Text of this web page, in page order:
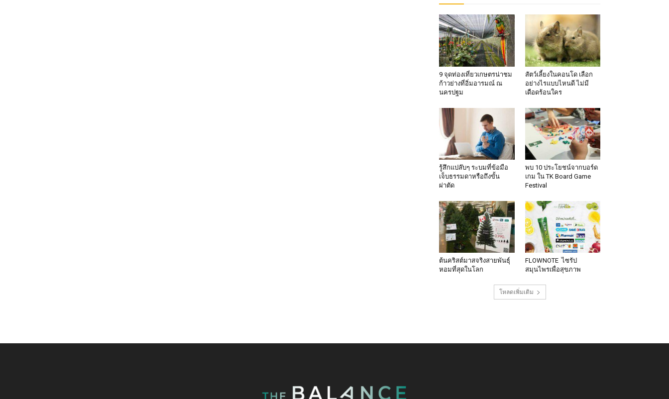
9 จุดท่องเที่ยวเกษตรน่าชม
ก้าวย่างที่อิ่มอารมณ์ ณ
นครปฐม
สัตว์เลี้ยงในคอนโด เลือก
อย่างไรแบบไหนดี ไม่มี
เดือดร้อนใคร
รู้สึกแปล๊บๆ ระบมที่ข้อมือ
เจ็บธรรมดาหรือถึงขั้น
ผ่าตัด
พบ 10 ประโยชน์จากบอร์ด
เกม ใน TK Board Game
Festival
ต้นคริสต์มาสจริงสายพันธุ์
หอมที่สุดในโลก
FLOWNOTE ไซรัป
สมุนไพรเพื่อสุขภาพ
โหลดเพิ่มเติม